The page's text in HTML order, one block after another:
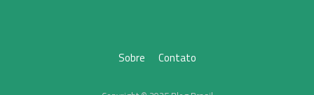
Sobre Contato